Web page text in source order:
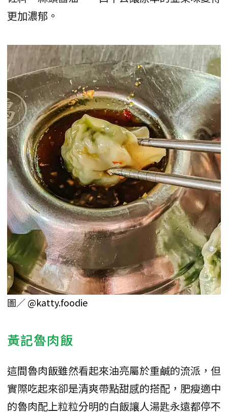
更加濃郁。
圖／@katty.foodie
黃記魯肉飯
這間魯肉飯雖然看起來油亮屬於重鹹的流派，但
實際吃起來卻是清爽帶點甜感的搭配，肥瘦適中
的魯肉配上粒粒分明的白飯讓人湯匙永遠都停不